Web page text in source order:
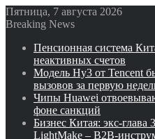
Пятница, 7 августа 2026
Breaking News
Пенсионная система
неактивных счетов
Модель Hy3 от Tencent
вызовов за первую
Чипы Huawei
фоне санкций
Бизнес Китая: экс-глава
LightMake – B2B-